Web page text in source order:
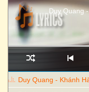
Duy Quang
Duy Quang - Khánh